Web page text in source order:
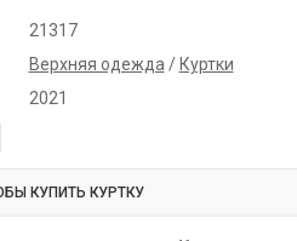
21317
Верхняя одежда / Куртки
2021
КУПИТЬ КУРТКУ